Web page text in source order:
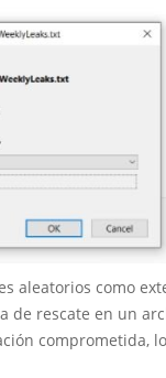
aleatorios como
de rescate en un
comprometida,